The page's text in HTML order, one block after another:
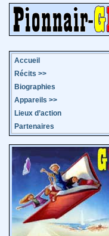
Accueil
Récits >>
Biographies
Appareils >>
Lieux d’action
Partenaires